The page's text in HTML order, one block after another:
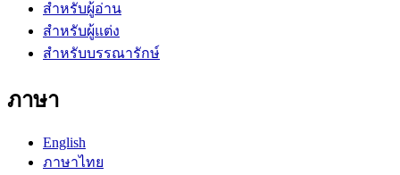
สำหรับผู้อ่าน
สำหรับผู้แต่ง
สำหรับบรรณารักษ์
ภาษา
English
ภาษาไทย